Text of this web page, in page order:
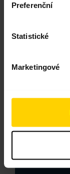
Preferenční
Statistické
Marketingové